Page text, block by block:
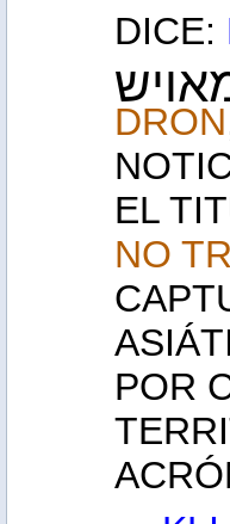
DICE:
DRON
EL
NO
POR